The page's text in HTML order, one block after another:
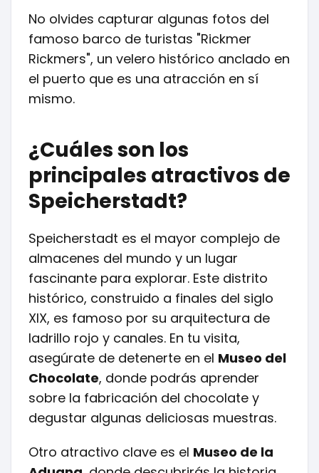
No olvides capturar algunas fotos del
famoso barco de turistas "Rickmer
Rickmers", un velero histórico anclado en
el puerto que es una atracción en sí
mismo.
¿Cuáles son los
principales atractivos de
Speicherstadt?
Speicherstadt es el mayor complejo de
almacenes del mundo y un lugar
fascinante para explorar. Este distrito
histórico, construido a finales del siglo
XIX, es famoso por su arquitectura de
ladrillo rojo y canales. En tu visita,
asegúrate de detenerte en el Museo del
Chocolate, donde podrás aprender
sobre la fabricación del chocolate y
degustar algunas deliciosas muestras.
Otro atractivo clave es el Museo de la